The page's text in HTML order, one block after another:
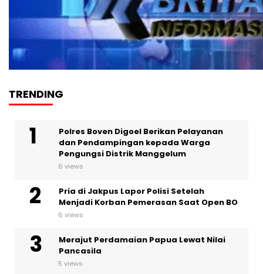
TRENDING
Polres Boven Digoel Berikan Pelayanan
dan Pendampingan kepada Warga
Pengungsi Distrik Manggelum
6 views
Pria di Jakpus Lapor Polisi Setelah
Menjadi Korban Pemerasan Saat Open BO
6 views
Merajut Perdamaian Papua Lewat Nilai
Pancasila
5 views